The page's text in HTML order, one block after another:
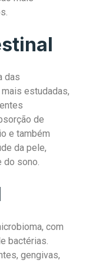
das
estudadas,
de
e também
da pele,
do sono.
com
bactérias.
gengivas,